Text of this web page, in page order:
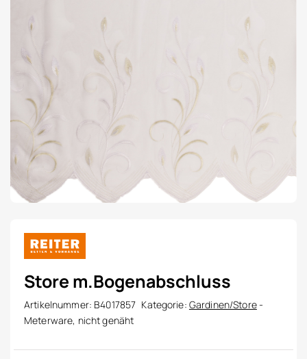
Store m.Bogenabschluss
Artikelnummer: B4017857 Kategorie: Gardinen/Store-
Meterware, nicht genäht